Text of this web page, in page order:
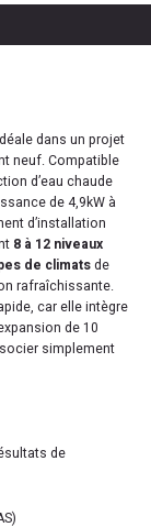
dans un projet
neuf. Compatible
d’eau chaude
de 4,9kW à
d’installation
8 à 12 niveaux
de climatsde
rafraîchissante.
car elle intègre
de 10
simplement
de